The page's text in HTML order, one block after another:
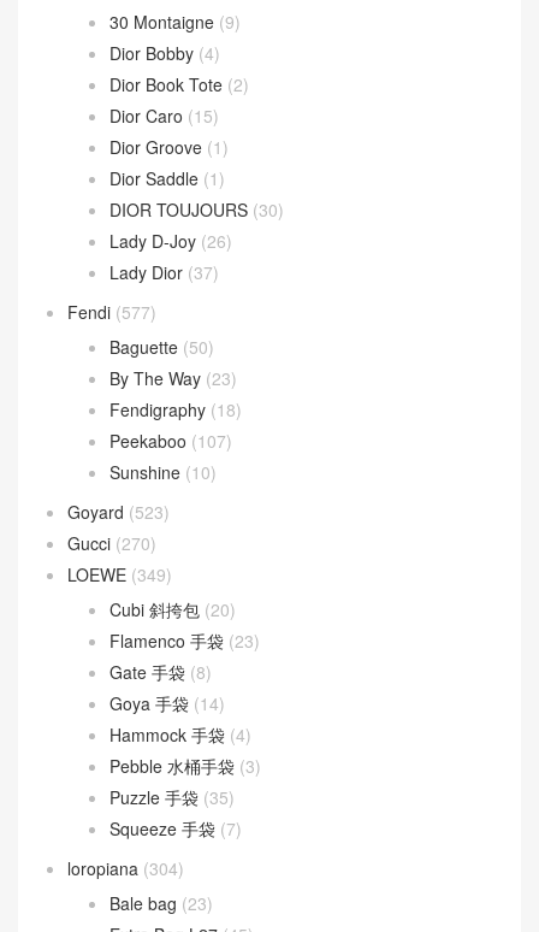
30 Montaigne (9)
Dior Bobby (4)
Dior Book Tote (2)
Dior Caro (15)
Dior Groove (1)
Dior Saddle (1)
DIOR TOUJOURS (30)
Lady D-Joy (26)
Lady Dior (37)
Fendi (577)
Baguette (50)
By The Way (23)
Fendigraphy (18)
Peekaboo (107)
Sunshine (10)
Goyard (523)
Gucci (270)
LOEWE (349)
Cubi 斜挎包 (20)
Flamenco 手袋 (23)
Gate 手袋 (8)
Goya 手袋 (14)
Hammock 手袋 (4)
Pebble 水桶手袋 (3)
Puzzle 手袋 (35)
Squeeze 手袋 (7)
loropiana (304)
Bale bag (23)